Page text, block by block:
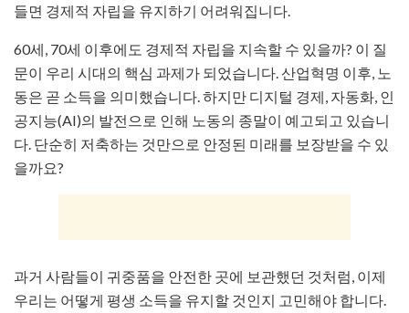
들면 경제적 자립을 유지하기 어려워집니다.
60세, 70세 이후에도 경제적 자립을 지속할 수 있을까? 이 질
문이 우리 시대의 핵심 과제가 되었습니다. 산업혁명 이후, 노
동은 곧 소득을 의미했습니다. 하지만 디지털 경제, 자동화, 인
공지능(AI)의 발전으로 인해 노동의 종말이 예고되고 있습니
다. 단순히 저축하는 것만으로 안정된 미래를 보장받을 수 있
을까요?
과거 사람들이 귀중품을 안전한 곳에 보관했던 것처럼, 이제
우리는 어떻게 평생 소득을 유지할 것인지 고민해야 합니다.